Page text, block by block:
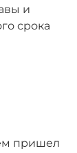
и
срока
пришел